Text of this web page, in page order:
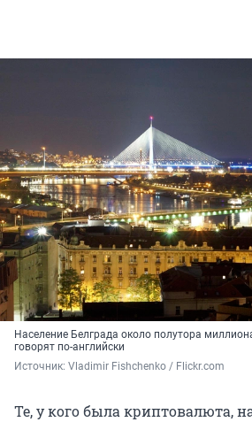
Население Белграда около полутора
говорят по-английски
Источник: Vladimir Fishchenko / Flickr.com
Те, у кого была криптовалюта,